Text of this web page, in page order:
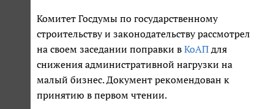
Комитет Госдумы по государственному
строительству и законодательству рассмотрел
на своем заседании поправки в КоАП для
снижения административной нагрузки на
малый бизнес. Документ рекомендован к
принятию в первом чтении.